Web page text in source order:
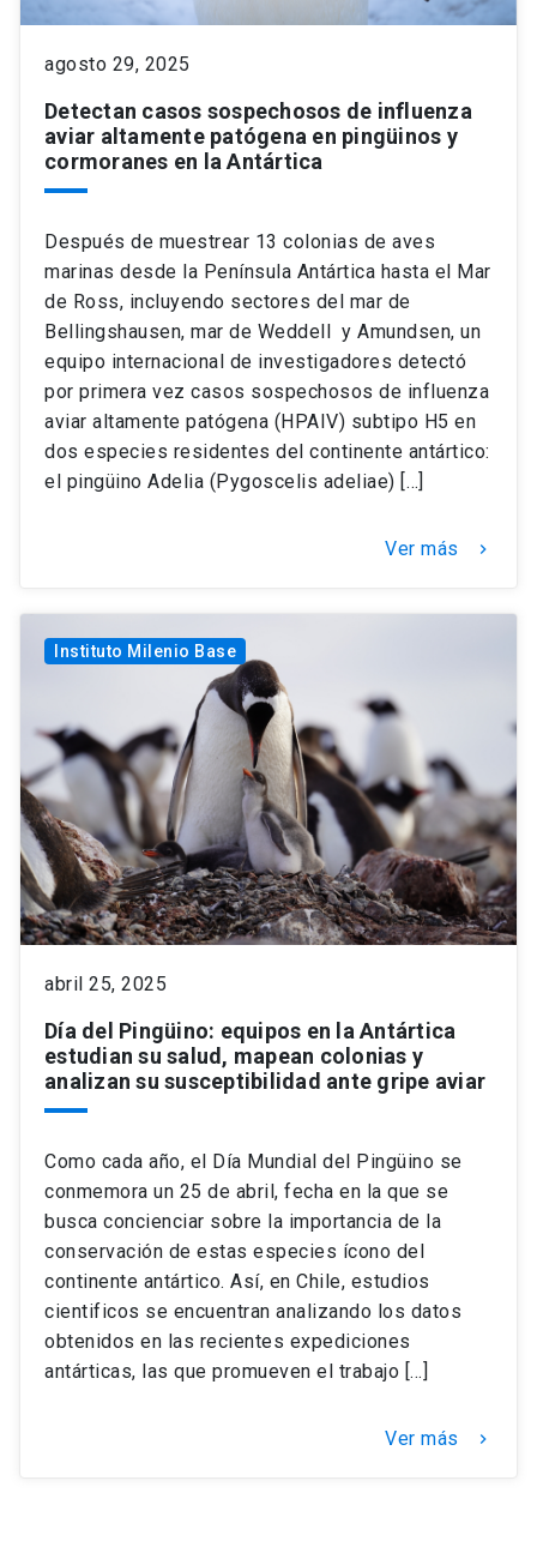
Académicos
Consejo de Facultad
Secretaría Académica
Documentos FCB
Dirección Investigación
Grupos de Investigación
Institutos y Centros
FCB en el Territorio
Redes Internacionales
Estudiantes
Pregrado
Postgrado
Centro de Estudiantes
Publicaciones
Contacto
agosto 29, 2025
Detectan casos sospechosos de influenza
aviar altamente patógena en pingüinos y
cormoranes en la Antártica
Después de muestrear 13 colonias de aves
marinas desde la Península Antártica hasta el Mar
de Ross, incluyendo sectores del mar de
Bellingshausen, mar de Weddell y Amundsen, un
equipo internacional de investigadores detectó
por primera vez casos sospechosos de influenza
aviar altamente patógena (HPAIV) subtipo H5 en
dos especies residentes del continente antártico:
el pingüino Adelia (Pygoscelis adeliae) […]
Ver más keyboard_arrow_right
Instituto Milenio Base
abril 25, 2025
Día del Pingüino: equipos en la Antártica
estudian su salud, mapean colonias y
analizan su susceptibilidad ante gripe aviar
Como cada año, el Día Mundial del Pingüino se
conmemora un 25 de abril, fecha en la que se
busca concienciar sobre la importancia de la
conservación de estas especies ícono del
continente antártico. Así, en Chile, estudios
cientificos se encuentran analizando los datos
obtenidos en las recientes expediciones
antárticas, las que promueven el trabajo […]
Ver más keyboard_arrow_right